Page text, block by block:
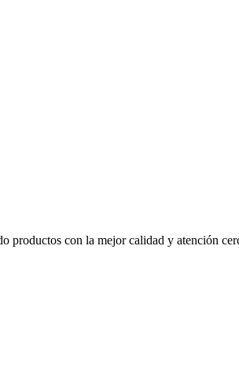
productos con la mejor calidad y atención